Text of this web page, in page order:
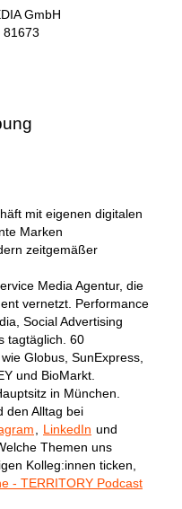
GmbH
81673
mit eigenen digitalen
Marken
zeitgemäßer
Media Agentur, die
vernetzt. Performance
Social Advertising
tagtäglich. 60
Globus, SunExpress,
und BioMarkt.
in München.
den Alltag bei
LinkedIn und
Themen uns
Kolleg:innen ticken,
- TERRITORY Podcast